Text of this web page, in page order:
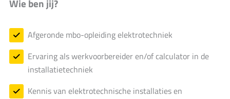
Wie ben jij?
Afgeronde mbo-opleiding elektrotechniek
Ervaring als werkvoorbereider en/of calculator in de
installatietechniek
Kennis van elektrotechnische installaties en